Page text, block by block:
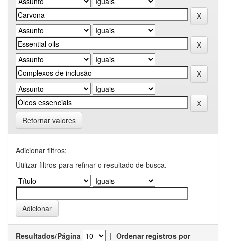
Retornar valores
Adicionar filtros:
Utilizar filtros para refinar o resultado de busca.
Resultados/Página | Ordenar registros por